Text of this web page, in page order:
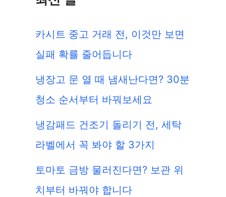
카시트 중고 거래 전, 이것만 보면
실패 확률 줄어듭니다
냉장고 문 열 때 냄새난다면? 30분
청소 순서부터 바꿔보세요
냉감패드 건조기 돌리기 전, 세탁
라벨에서 꼭 봐야 할 3가지
토마토 금방 물러진다면? 보관 위
치부터 바꿔야 합니다